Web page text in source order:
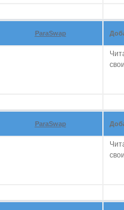
ParaSwap
ParaSwap